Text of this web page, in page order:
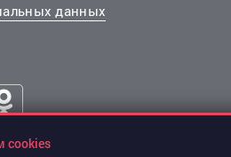
данных
cookies